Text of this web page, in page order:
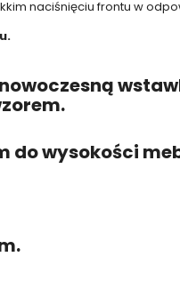
naciśnięciu frontu w
do wysokości